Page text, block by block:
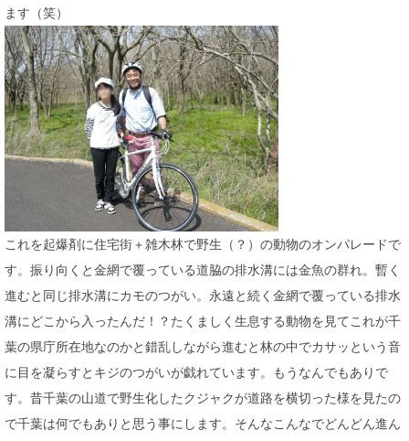
ます（笑）
これを起爆剤に住宅街＋雑木林で野生（？）の動物のオンパレードで
す。振り向くと金網で覆っている道脇の排水溝には金魚の群れ。暫く
進むと同じ排水溝にカモのつがい。永遠と続く金網で覆っている排水
溝にどこから入ったんだ！？たくましく生息する動物を見てこれが千
葉の県庁所在地なのかと錯乱しながら進むと林の中でカサッという音
に目を凝らすとキジのつがいが戯れています。もうなんでもありで
す。昔千葉の山道で野生化したクジャクが道路を横切った様を見たの
で千葉は何でもありと思う事にします。そんなこんなでどんどん進ん